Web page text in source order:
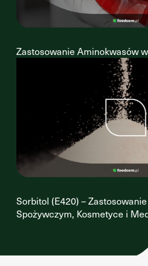
Zastosowanie Aminokwasów
Sorbitol (E420) –
Spożywczym, Kosmetyce i